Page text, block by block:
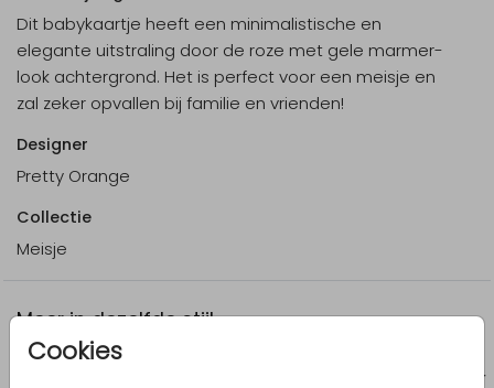
Cookies
Dit babykaartje heeft een minimalistische en
elegante uitstraling door de roze met gele marmer-
look achtergrond. Het is perfect voor een meisje en
zal zeker opvallen bij familie en vrienden!
Designer
Pretty Orange
Collectie
Meisje
Meer in dezelfde stijl